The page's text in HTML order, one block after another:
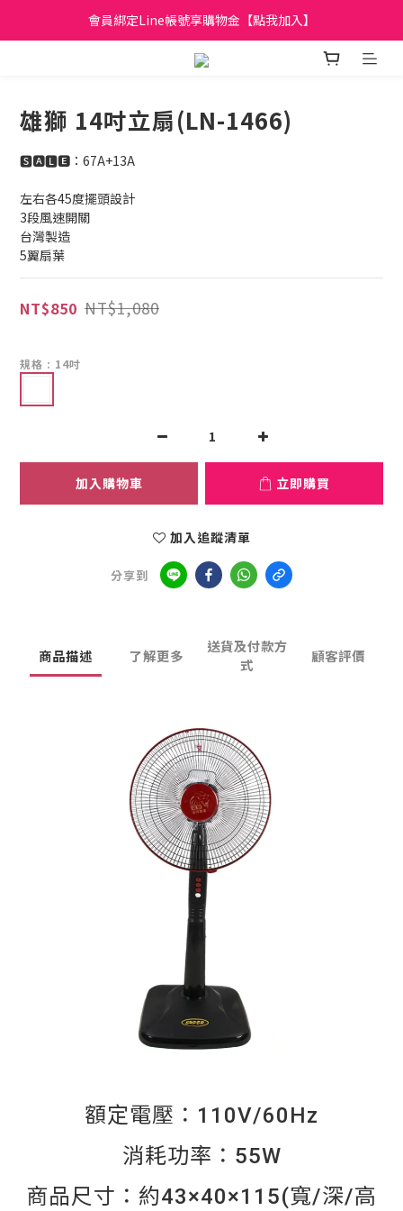
日立家電、國際牌 原廠管制價格 私訊優惠價
會員綁定Line帳號享購物金【點我加入】
全館滿299元免運
雄獅 14吋立扇(LN-1466)
🆂🅰🅻🅴：67A+13A
左右各45度擺頭設計
3段風速開關
台灣製造
5翼扇葉
NT$850 NT$1,080
規格 : 14吋
加入購物車 立即購買
加入追蹤清單
分享到
商品描述 了解更多
送貨及付款方
式
顧客評價
額定電壓：110V/60Hz
消耗功率：55W
商品尺寸：約43×40×115(寬/深/高